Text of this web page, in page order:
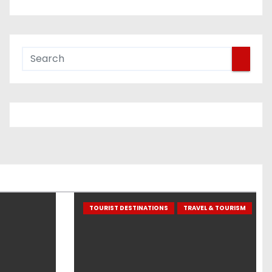
TOURIST DESTINATIONS TRAVEL & TOURISM